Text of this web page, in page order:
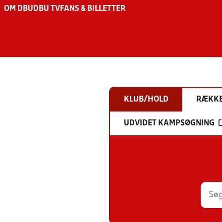
OM DBU DBU TV FANS & BILLETTER
KLUB/HOLD
UDVIDET KAMPSØGNING